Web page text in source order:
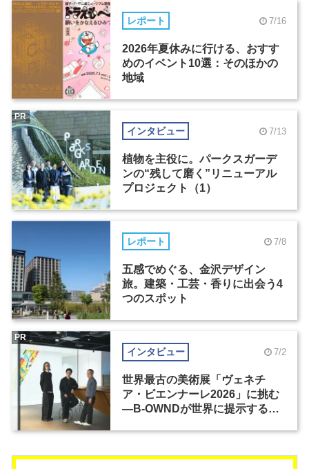
レポート 7/16
2026年夏休みに行ける、おすす
めのイベント10選：そのほかの
地域
インタビュー 7/13
植物を主役に。パークスガーデ
ンの“残して磨く”リニューアル
プロジェクト（1）
PR
レポート 7/8
五感でめぐる、金沢デザイン
旅。建築・工芸・香りに出会う4
つのスポット
インタビュー 7/2
世界最古の美術展「ヴェネチ
ア・ビエンナーレ2026」に挑む
―B-OWNDが世界に提示する美
PR